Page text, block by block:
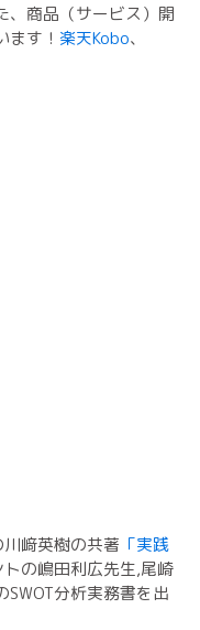
、商品（サービス）開
す！ 楽天Kobo、
﨑英樹の共著 「実践
の嶋田利広先生,尾崎
分析実務書を出